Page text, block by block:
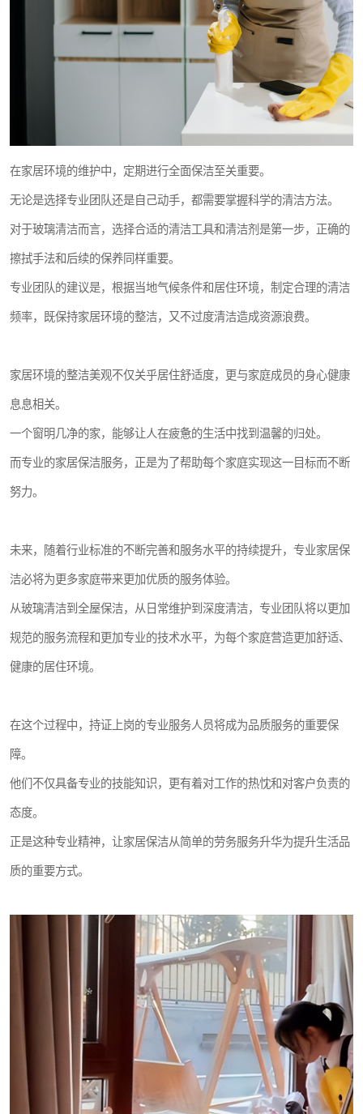
在家居环境的维护中，定期进行全面保洁至关重要。
无论是选择专业团队还是自己动手，都需要掌握科学的清洁方法。
对于玻璃清洁而言，选择合适的清洁工具和清洁剂是第一步，正确的
擦拭手法和后续的保养同样重要。
专业团队的建议是，根据当地气候条件和居住环境，制定合理的清洁
频率，既保持家居环境的整洁，又不过度清洁造成资源浪费。
家居环境的整洁美观不仅关乎居住舒适度，更与家庭成员的身心健康
息息相关。
一个窗明几净的家，能够让人在疲惫的生活中找到温馨的归处。
而专业的家居保洁服务，正是为了帮助每个家庭实现这一目标而不断
努力。
未来，随着行业标准的不断完善和服务水平的持续提升，专业家居保
洁必将为更多家庭带来更加优质的服务体验。
从玻璃清洁到全屋保洁，从日常维护到深度清洁，专业团队将以更加
规范的服务流程和更加专业的技术水平，为每个家庭营造更加舒适、
健康的居住环境。
在这个过程中，持证上岗的专业服务人员将成为品质服务的重要保
障。
他们不仅具备专业的技能知识，更有着对工作的热忱和对客户负责的
态度。
正是这种专业精神，让家居保洁从简单的劳务服务升华为提升生活品
质的重要方式。